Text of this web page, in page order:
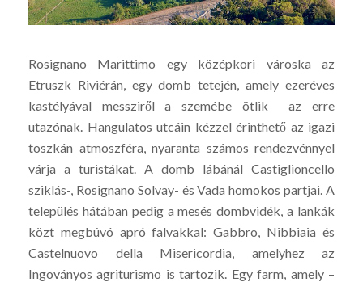
Rosignano Marittimo egy középkori városka az
Etruszk Riviérán, egy domb tetején, amely ezeréves
kastélyával messziről a szemébe ötlik az erre
utazónak. Hangulatos utcáin kézzel érinthető az igazi
toszkán atmoszféra, nyaranta számos rendezvénnyel
várja a turistákat. A domb lábánál Castiglioncello
sziklás-, Rosignano Solvay- és Vada homokos partjai. A
település hátában pedig a mesés dombvidék, a lankák
közt megbúvó apró falvakkal: Gabbro, Nibbiaia és
Castelnuovo della Misericordia, amelyhez az
Ingoványos agriturismo is tartozik. Egy farm, amely –